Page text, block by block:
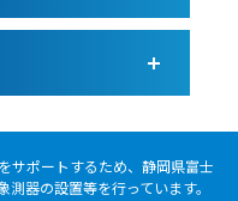
ぶやき
サポートするため、静岡県富士
器の設置等を行っています。